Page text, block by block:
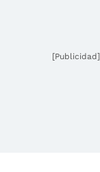
[Publicidad]